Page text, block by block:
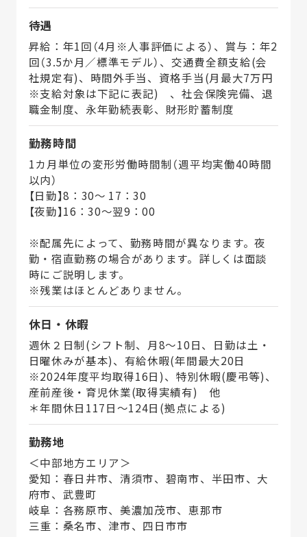
待遇
昇給：年1回（4月※人事評価による）、賞与：年2
回（3.5か月／標準モデル）、交通費全額支給(会
社規定有)、時間外手当、資格手当(月最大7万円
※支給対象は下記に表記) 、社会保険完備、退
職金制度、永年勤続表彰、財形貯蓄制度
勤務時間
1カ月単位の変形労働時間制（週平均実働40時間
以内）
【日勤】8：30～ 17：30
【夜勤】16：30～翌9：00
※配属先によって、勤務時間が異なります。夜
勤・宿直勤務の場合があります。詳しくは面談
時にご説明します。
※残業はほとんどありません。
休日・休暇
週休２日制(シフト制、月8～10日、日勤は土・
日曜休みが基本)、有給休暇(年間最大20日
※2024年度平均取得16日)、特別休暇(慶弔等)、
産前産後・育児休業(取得実績有) 他
＊年間休日117日～124日(拠点による)
勤務地
＜中部地方エリア＞
愛知：春日井市、清須市、碧南市、半田市、大
府市、武豊町
岐阜：各務原市、美濃加茂市、恵那市
三重：桑名市、津市、四日市市